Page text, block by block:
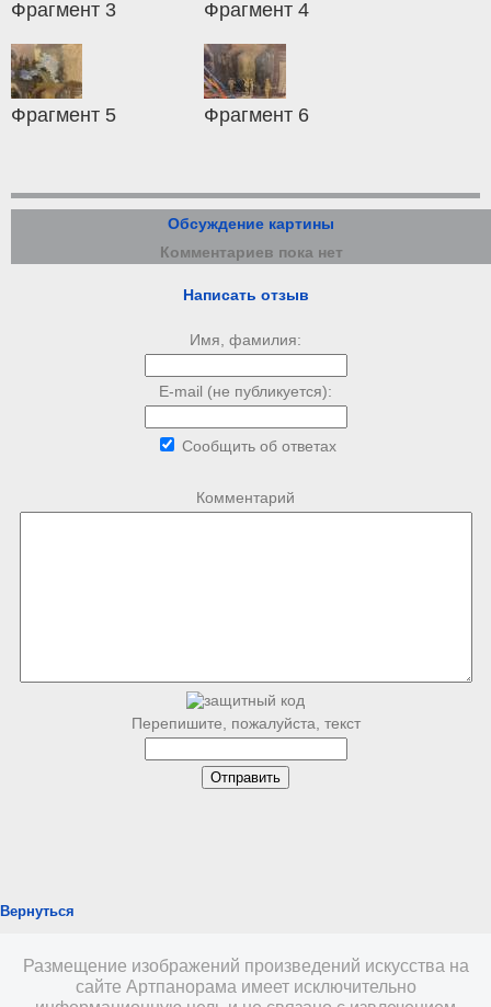
Фрагмент 3 Фрагмент 4
Фрагмент 5 Фрагмент 6
Обсуждение картины
Комментариев пока нет
Написать отзыв
Имя, фамилия:
E-mail (не публикуется):
Сообщить об ответах
Комментарий
Перепишите, пожалуйста, текст
Вернуться
Размещение изображений произведений искусства на
сайте Артпанорама имеет исключительно